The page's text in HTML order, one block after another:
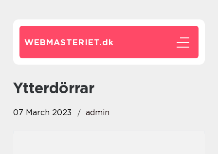
WEBMASTERIET.dk
Ytterdörrar
07 March 2023 admin